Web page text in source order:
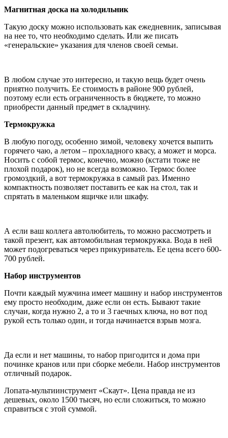
Магнитная доска на холодильник
Такую доску можно использовать как ежедневник, записывая
на нее то, что необходимо сделать. Или же писать
«генеральские» указания для членов своей семьи.
В любом случае это интересно, и такую вещь будет очень
приятно получить. Ее стоимость в районе 900 рублей,
поэтому если есть ограниченность в бюджете, то можно
приобрести данный предмет в складчину.
Термокружка
В любую погоду, особенно зимой, человеку хочется выпить
горячего чаю, а летом – прохладного квасу, а может и морса.
Носить с собой термос, конечно, можно (кстати тоже не
плохой подарок), но не всегда возможно. Термос более
громоздкий, а вот термокружка в самый раз. Именно
компактность позволяет поставить ее как на стол, так и
спрятать в маленьком ящичке или шкафу.
А если ваш коллега автолюбитель, то можно рассмотреть и
такой презент, как автомобильная термокружка. Вода в ней
может подогреваться через прикуриватель. Ее цена всего 600-
700 рублей.
Набор инструментов
Почти каждый мужчина имеет машину и набор инструментов
ему просто необходим, даже если он есть. Бывают такие
случаи, когда нужно 2, а то и 3 гаечных ключа, но вот под
рукой есть только один, и тогда начинается взрыв мозга.
Да если и нет машины, то набор пригодится и дома при
починке кранов или при сборке мебели. Набор инструментов
отличный подарок.
Лопата-мультиинструмент «Скаут». Цена правда не из
дешевых, около 1500 тысяч, но если сложиться, то можно
справиться с этой суммой.